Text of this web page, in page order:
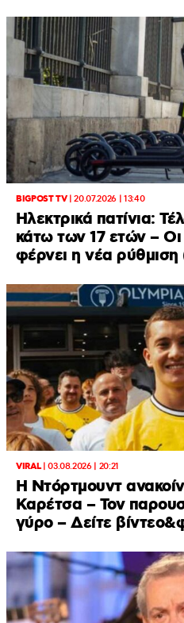
BIGPOST TV|20.07.2026 | 13:40
Ηλεκτρικά πατίνια:
κάτω των 17 ετών –
φέρνει η νέα ρύθμιση
VIRAL|03.08.2026 | 20:21
Η Ντόρτμουντ
Καρέτσα – Τον
γύρο – Δείτε